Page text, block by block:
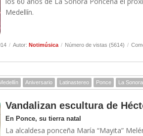
Medellín.
/ Autor: Notimúsica / Número de vistas (5614) /
Aniversario Latinastereo Ponce La
Vandalizan escultura de
En Ponce, su tierra natal
La alcaldesa ponceña María “Mayita”